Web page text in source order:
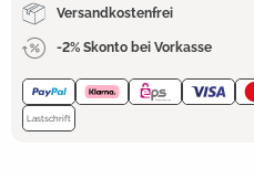
Versandkostenfrei
-2% Skonto bei Vorkasse
Lastschrift